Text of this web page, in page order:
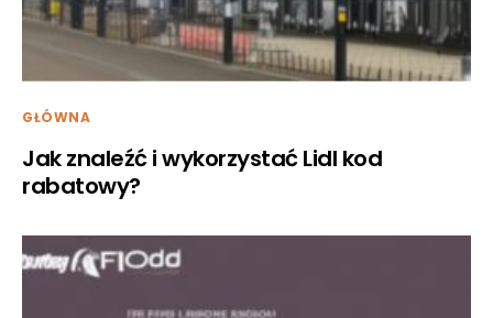
GŁÓWNA
Jak znaleźć i wykorzystać Lidl kod
rabatowy?